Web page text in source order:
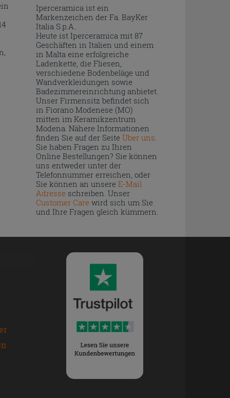
Iperceramica ist ein
Markenzeichen der Fa. BayKer
Italia S.p.A..
Heute ist Iperceramica mit 87
Geschäften in Italien und einem
in Malta eine erfolgreiche
Ladenkette, die Fliesen,
verschiedene Bodenbeläge und
Wandverkleidungen sowie
Badezimmereinrichtung anbietet.
Unser Firmensitz befindet sich
in Fiorano Modenese (MO)
mitten im Keramikzentrum
Modena. Nähere Informationen
finden Sie auf der Seite Über uns.
Sie haben Fragen zu Ihren
Online Bestellungen? Sie können
uns entweder unter der
Telefonnummer erreichen, oder
Sie können an unsere E-Mail
Adresseschreiben. Unser
Customer Carewird sich um Sie
und Ihre Fragen gleich kümmern.